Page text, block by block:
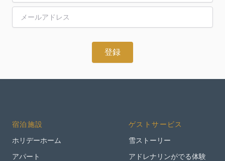
宿泊施設
ホリデーホーム
アパート
ゲストサービス
雪ストーリー
アドレナリンがでる体験